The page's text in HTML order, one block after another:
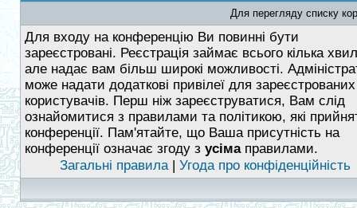
Для перегляду списку
Для входу на конференцію Ви повинні бути
зареєстровані. Реєстрація займає всього кілька
але надає вам більш широкі можливості.
може надати додаткові привілеї для зареєстрованих
користувачів. Перш ніж зареєструватися, Вам слід
ознайомитися з правилами та політикою, які
конференції. Пам'ятайте, що Ваша присутність на
конференції означає згоду з усімаправилами.
Загальні правила| Угода про конфіденційність